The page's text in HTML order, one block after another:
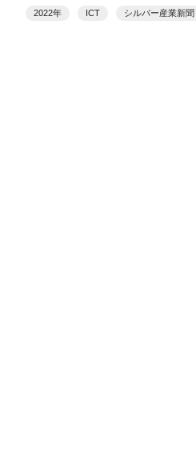
2022年 ICT シルバー産業新聞